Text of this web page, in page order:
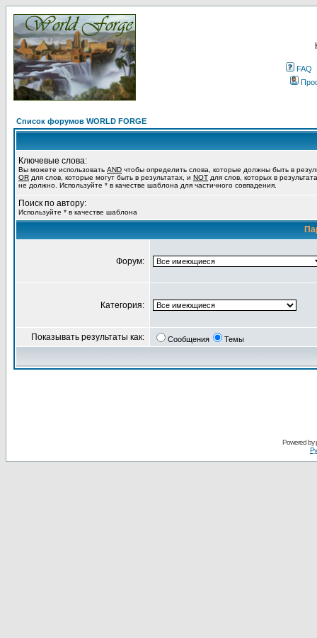
FAQ
Список форумов WORLD FORGE
Ключевые слова:
Вы можете использовать AND чтобы определить слова, которые должны быть в
OR для слов, которые могут быть в результатах, и NOT для слов, которых в
не должно. Используйте * в качестве шаблона для частичного совпадения.
Поиск по автору:
Используйте * в качестве шаблона
Форум:
Категория:
Показывать результаты как: Сообщения Темы
Powered by